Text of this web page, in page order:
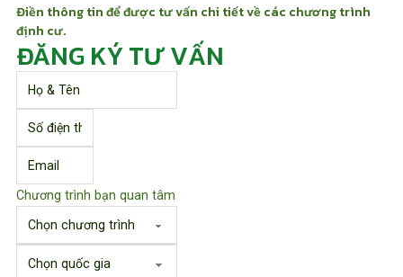
Điền thông tin để được tư vấn chi tiết về các chương trình
định cư.
ĐĂNG KÝ TƯ VẤN
Chương trình bạn quan tâm